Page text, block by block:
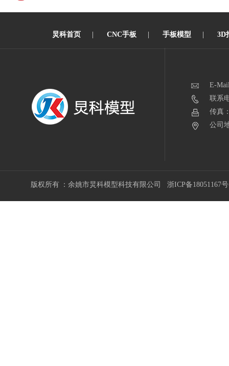
炅科首页 CNC手板 手板模型 3D
E-
联系
传真
公司
版权所有 ：余姚市炅科模型科技有限公司 浙ICP备18051167